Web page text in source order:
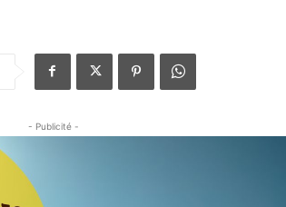
- Publicité -